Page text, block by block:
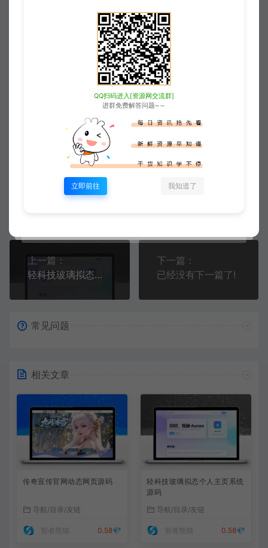
失效，请联系我们我们会第一时间更新。
访问或下载本站任一内容，均代表您已
同意上述条款。
导航/目录/友链
传奇宣传官网动态网页源
https://www.xjuym.cn/2309.html
智者熊猫
上一篇：
轻科技玻璃拟态个人主页系统源码
下一篇：
已经没有下一篇了!
常见问题
相关文章
传奇宣传官网动态网页源码
导航/目录/友链
智者熊猫 0.58💎
轻科技玻璃拟态个人主页系统
源码
导航/目录/友链
智者熊猫 0.58💎
QQ扫码进入[资源网交流群]
进群免费解答问题~～
立即前往 我知道了